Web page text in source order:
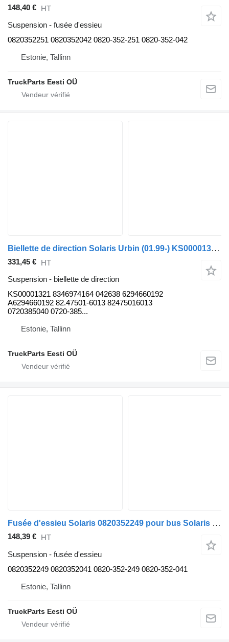
148,40 € HT
Suspension - fusée d'essieu
0820352251 0820352042 0820-352-251 0820-352-042
Estonie, Tallinn
TruckParts Eesti OÜ
Biellette de direction Solaris Urbin (01.99-) KS00001321 pour bus Solaris Urbino, Alpino, Vacanza (1999-)
331,45 € HT
Suspension - biellette de direction
KS00001321 8346974164 042638 6294660192
A6294660192 82.47501-6013 82475016013
0720385040 0720-385...
Estonie, Tallinn
TruckParts Eesti OÜ
Fusée d'essieu Solaris 0820352249 pour bus Solaris Urbino, Alpino, Vacanza (1999-)
148,39 € HT
Suspension - fusée d'essieu
0820352249 0820352041 0820-352-249 0820-352-041
Estonie, Tallinn
TruckParts Eesti OÜ